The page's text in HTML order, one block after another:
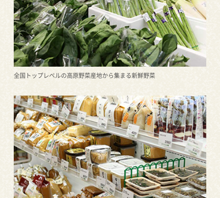
全国トップレベルの高原野菜産地から集まる新鮮野菜